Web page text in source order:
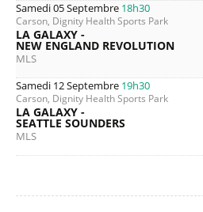
Samedi 05 Septembre 18h30
Carson, Dignity Health Sports Park
LA GALAXY -
NEW ENGLAND REVOLUTION
MLS
Samedi 12 Septembre 19h30
Carson, Dignity Health Sports Park
LA GALAXY -
SEATTLE SOUNDERS
MLS